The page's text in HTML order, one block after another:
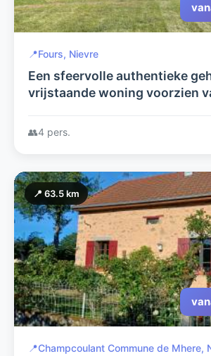
📍Fours, Nievre
Een sfeervolle authentieke
vrijstaande woning voorzien
een slaapkamer op de Begane
👥4 pers.
📍 63.5 km
📍Champcoulant Commune de Mhere,